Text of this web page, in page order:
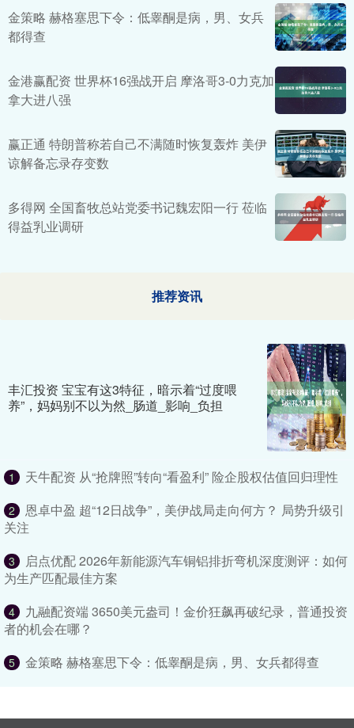
金策略 赫格塞思下令：低睾酮是病，男、女兵
都得查
金港赢配资 世界杯16强战开启 摩洛哥3-0力克加
拿大进八强
赢正通 特朗普称若自己不满随时恢复轰炸 美伊
谅解备忘录存变数
多得网 全国畜牧总站党委书记魏宏阳一行 莅临
得益乳业调研
推荐资讯
丰汇投资 宝宝有这3特征，暗示着“过度喂
养”，妈妈别不以为然_肠道_影响_负担
1 天牛配资 从“抢牌照”转向“看盈利” 险企股权估值回归理性
2
恩卓中盈 超“12日战争”，美伊战局走向何方？ 局势升级引
关注
3
启点优配 2026年新能源汽车铜铝排折弯机深度测评：如何
为生产匹配最佳方案
4
九融配资端 3650美元盎司！金价狂飙再破纪录，普通投资
者的机会在哪？
5 金策略 赫格塞思下令：低睾酮是病，男、女兵都得查